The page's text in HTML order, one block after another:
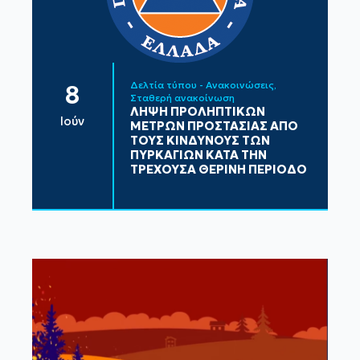
8
Ιούν
Δελτία τύπου - Ανακοινώσεις
Σταθερή ανακοίνωση
ΛΗΨΗ ΠΡΟΛΗΠΤΙΚΩΝ
ΜΕΤΡΩΝ ΠΡΟΣΤΑΣΙΑΣ ΑΠΟ
ΤΟΥΣ ΚΙΝΔΥΝΟΥΣ ΤΩΝ
ΠΥΡΚΑΓΙΩΝ ΚΑΤΑ ΤΗΝ
ΤΡΕΧΟΥΣΑ ΘΕΡΙΝΗ ΠΕΡΙΟΔΟ